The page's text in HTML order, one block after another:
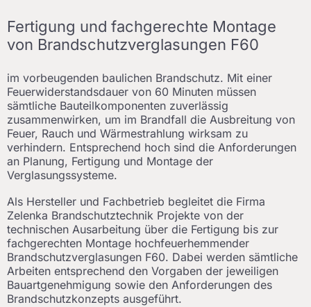
Fertigung und fachgerechte Montage
von Brandschutzverglasungen F60
im vorbeugenden baulichen Brandschutz. Mit einer
Feuerwiderstandsdauer von 60 Minuten müssen
sämtliche Bauteilkomponenten zuverlässig
zusammenwirken, um im Brandfall die Ausbreitung von
Feuer, Rauch und Wärmestrahlung wirksam zu
verhindern. Entsprechend hoch sind die Anforderungen
an Planung, Fertigung und Montage der
Verglasungssysteme.
Als Hersteller und Fachbetrieb begleitet die Firma
Zelenka Brandschutztechnik Projekte von der
technischen Ausarbeitung über die Fertigung bis zur
fachgerechten Montage hochfeuerhemmender
Brandschutzverglasungen F60. Dabei werden sämtliche
Arbeiten entsprechend den Vorgaben der jeweiligen
Bauartgenehmigung sowie den Anforderungen des
Brandschutzkonzepts ausgeführt.